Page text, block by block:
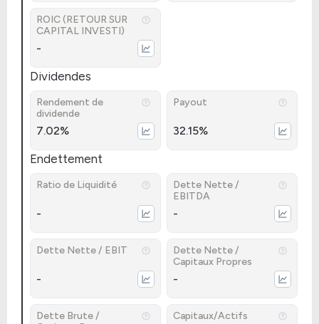
ROIC (RETOUR SUR
CAPITAL INVESTI)
-
Dividendes
Rendement de
dividende
7.02%
Payout
32.15%
Endettement
Ratio de Liquidité
-
Dette Nette /
EBITDA
-
Dette Nette / EBIT
-
Dette Nette /
Capitaux Propres
-
Dette Brute /
Capitaux/Actifs